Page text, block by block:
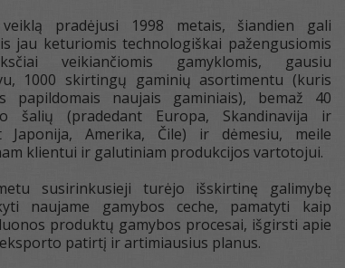
veiklą pradėjusi 1998 metais, šiandien gali
jau keturiomis technologiškai pažengusiomis
veikiančiomis gamyklomis, gausiu
1000 skirtingų gaminių asortimentu (kuris
papildomais naujais gaminiais), bemaž 40
šalių (pradedant Europa, Skandinavija ir
Japonija, Amerika, Čile) ir dėmesiu, meile
klientui ir galutiniam produkcijos vartotojui.
susirinkusieji turėjo išskirtinę galimybę
naujame gamybos ceche, pamatyti kaip
produktų gamybos procesai, išgirsti apie
patirtį ir artimiausius planus.